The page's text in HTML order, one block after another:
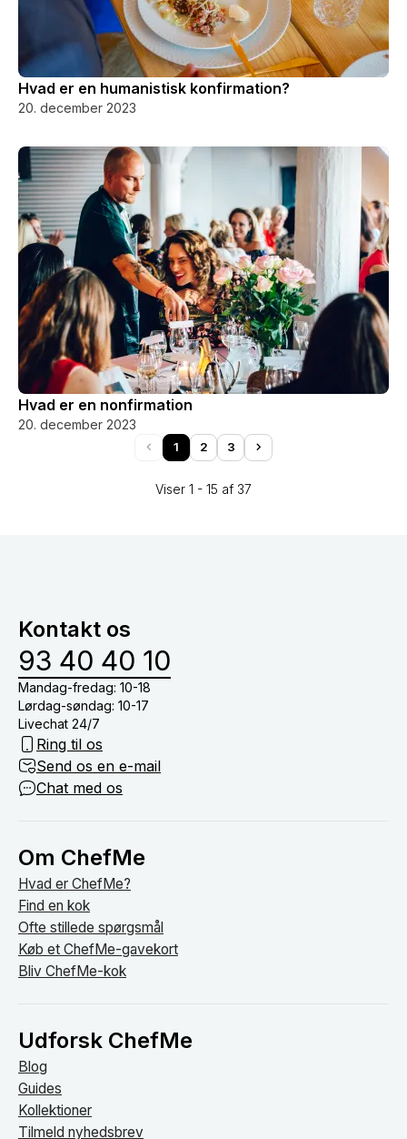
Hvad er en humanistisk konfirmation?
20. december 2023
Hvad er en nonfirmation
20. december 2023
1 2 3
Viser 1 - 15 af 37
Kontakt os
93 40 40 10
Mandag-fredag: 10-18
Lørdag-søndag: 10-17
Livechat 24/7
Ring til os
Send os en e-mail
Chat med os
Om ChefMe
Hvad er ChefMe?
Find en kok
Ofte stillede spørgsmål
Køb et ChefMe-gavekort
Bliv ChefMe-kok
Udforsk ChefMe
Blog
Guides
Kollektioner
Tilmeld nyhedsbrev